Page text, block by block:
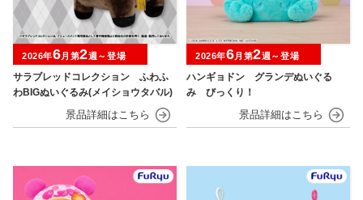
サラブレッドコレクション ふわふ
わBIGぬいぐるみ(メイショウタバル)
2026年6月第2週～登場
ハンギョドン グランデぬいぐる
み びっくり！
2026年6月第2週～登場